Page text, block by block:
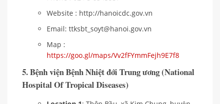
Website : http://hanoicdc.gov.vn
Email: ttksbt_soyt@hanoi.gov.vn
Map :
https://goo.gl/maps/Vv2fFYmmFejh9E7f8
5. Bệnh viện Bệnh Nhiệt đới Trung ương (National
Hospital Of Tropical Diseases)